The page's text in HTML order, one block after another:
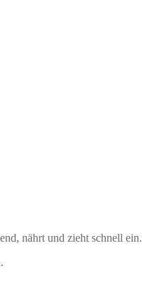
nährt und zieht schnell ein.